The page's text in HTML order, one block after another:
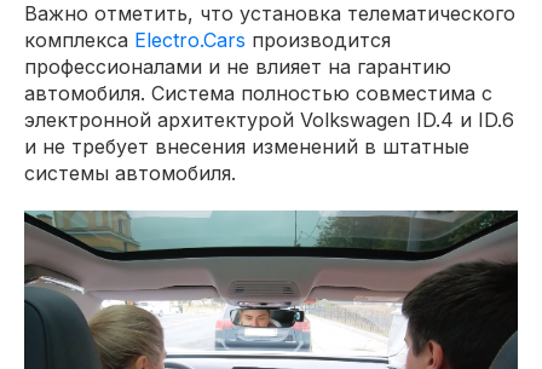
Важно отметить, что установка телематического
комплекса Electro.Cars производится
профессионалами и не влияет на гарантию
автомобиля. Система полностью совместима с
электронной архитектурой Volkswagen ID.4 и ID.6
и не требует внесения изменений в штатные
системы автомобиля.